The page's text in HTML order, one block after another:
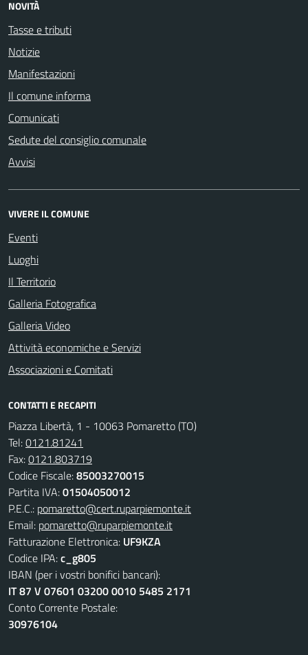
NOVITÀ
Tasse e tributi
Notizie
Manifestazioni
Il comune informa
Comunicati
Sedute del consiglio comunale
Avvisi
VIVERE IL COMUNE
Eventi
Luoghi
Il Territorio
Galleria Fotografica
Galleria Video
Attività economiche e Servizi
Associazioni e Comitati
CONTATTI E RECAPITI
Piazza Libertà, 1 - 10063 Pomaretto (TO)
Tel:0121.81241
Fax:0121.803719
Codice Fiscale:85003270015
Partita IVA:01504050012
P.E.C.: pomaretto@cert.ruparpiemonte.it
Email: pomaretto@ruparpiemonte.it
Fatturazione Elettronica: UF9KZA
Codice IPA:c_g805
IBAN (per i vostri bonifici bancari):
IT 87 V 07601 03200 0010 5485 2171
Conto Corrente Postale:
30976104